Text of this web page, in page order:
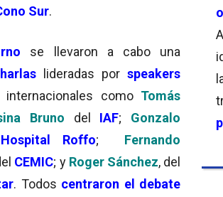
Sur.
se llevaron a cabo una
lideradas por speakers
internacionales como Tomás
Bruno del IAF; Gonzalo
Hospital Roffo; Fernando
CEMIC; y Roger Sánchez, del
. Todos centraron el debate